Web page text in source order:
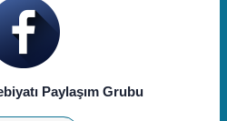
Paylaşım Grubu